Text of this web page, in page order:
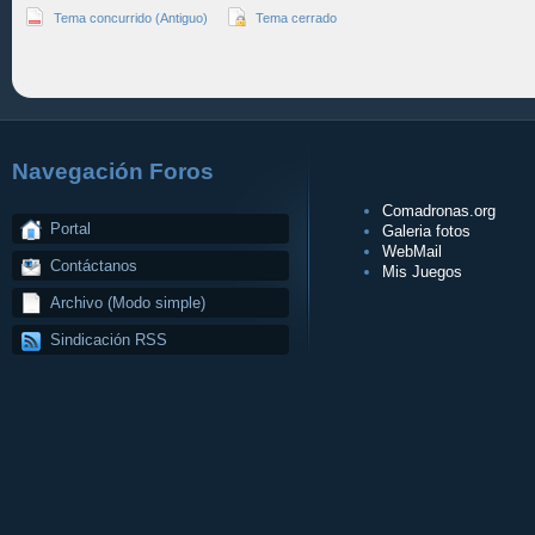
Tema concurrido (Antiguo)
Tema cerrado
Navegación Foros
Portal
Contáctanos
Archivo (Modo simple)
Sindicación RSS
Comadronas.org
Galeria fotos
WebMail
Mis Juegos